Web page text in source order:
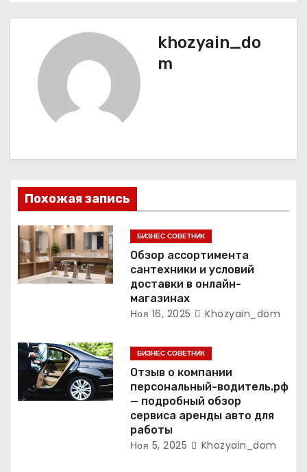
и
я
п
о
з
а
с
я
khozyain_do
m
Похожая запись
БИЗНЕС СОВЕТНИК
Обзор ассортимента
сантехники и условий
доставки в онлайн-
магазинах
Ноя 16, 2025 Khozyain_dom
БИЗНЕС СОВЕТНИК
Отзыв о компании
персональный-водитель.рф
— подробный обзор
сервиса аренды авто для
работы
Ноя 5, 2025 Khozyain_dom